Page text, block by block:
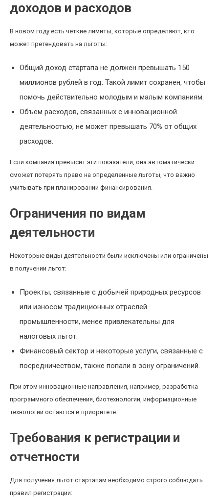
доходов и расходов
В новом году есть четкие лимиты, которые определяют, кто
может претендовать на льготы:
Общий доход стартапа не должен превышать 150
миллионов рублей в год. Такой лимит сохранен, чтобы
помочь действительно молодым и малым компаниям.
Объем расходов, связанных с инновационной
деятельностью, не может превышать 70% от общих
расходов.
Если компания превысит эти показатели, она автоматически
сможет потерять право на определенные льготы, что важно
учитывать при планировании финансирования.
Ограничения по видам
деятельности
Некоторые виды деятельности были исключены или ограничены
в получении льгот:
Проекты, связанные с добычей природных ресурсов
или износом традиционных отраслей
промышленности, менее привлекательны для
налоговых льгот.
Финансовый сектор и некоторые услуги, связанные с
посредничеством, также попали в зону ограничений.
При этом инновационные направления, например, разработка
программного обеспечения, биотехнологии, информационные
технологии остаются в приоритете.
Требования к регистрации и
отчетности
Для получения льгот стартапам необходимо строго соблюдать
правил регистрации: